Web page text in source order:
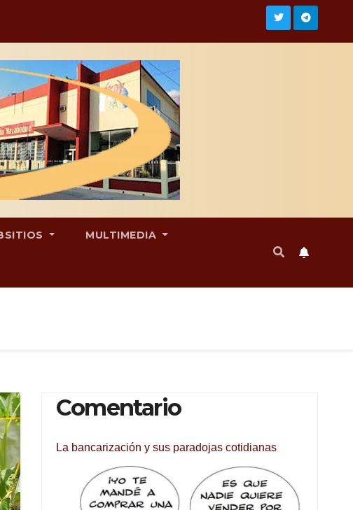
MULTIMEDIA
Comentario
La bancarización y sus paradojas cotidianas